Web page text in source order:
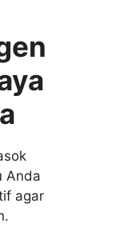
Anda
agar